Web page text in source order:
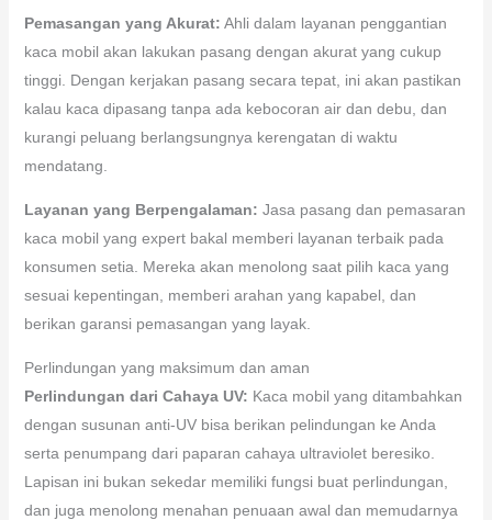
Pemasangan yang Akurat: Ahli dalam layanan penggantian
kaca mobil akan lakukan pasang dengan akurat yang cukup
tinggi. Dengan kerjakan pasang secara tepat, ini akan pastikan
kalau kaca dipasang tanpa ada kebocoran air dan debu, dan
kurangi peluang berlangsungnya kerengatan di waktu
mendatang.
Layanan yang Berpengalaman: Jasa pasang dan pemasaran
kaca mobil yang expert bakal memberi layanan terbaik pada
konsumen setia. Mereka akan menolong saat pilih kaca yang
sesuai kepentingan, memberi arahan yang kapabel, dan
berikan garansi pemasangan yang layak.
Perlindungan yang maksimum dan aman
Perlindungan dari Cahaya UV: Kaca mobil yang ditambahkan
dengan susunan anti-UV bisa berikan pelindungan ke Anda
serta penumpang dari paparan cahaya ultraviolet beresiko.
Lapisan ini bukan sekedar memiliki fungsi buat perlindungan,
dan juga menolong menahan penuaan awal dan memudarnya